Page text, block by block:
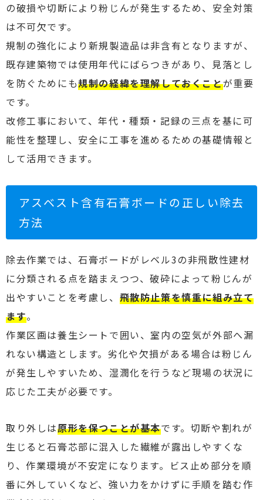
の破損や切断により粉じんが発生するため、安全対策
は不可欠です。
規制の強化により新規製造品は非含有となりますが、
既存建築物では使用年代にばらつきがあり、見落とし
を防ぐためにも規制の経緯を理解しておくことが重要
です。
改修工事において、年代・種類・記録の三点を基に可
能性を整理し、安全に工事を進めるための基礎情報と
して活用できます。
アスベスト含有石膏ボードの正しい除去
方法
除去作業では、石膏ボードがレベル3の非飛散性建材
に分類される点を踏まえつつ、破砕によって粉じんが
出やすいことを考慮し、 飛散防止策を慎重に組み立て
ます。
作業区画は養生シートで囲い、室内の空気が外部へ漏
れない構造とします。劣化や欠損がある場合は粉じん
が発生しやすいため、湿潤化を行うなど現場の状況に
応じた工夫が必要です。
取り外しは原形を保つことが基本です。切断や割れが
生じると石膏芯部に混入した繊維が露出しやすくな
り、作業環境が不安定になります。ビス止め部分を順
番に外していくなど、強い力をかけずに手順を踏む作